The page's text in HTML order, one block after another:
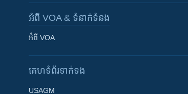
អំពី​ VOA & ទំនាក់ទំនង
អំពី​ VOA
គេហទំព័រ​​ទាក់ទង
USAGM